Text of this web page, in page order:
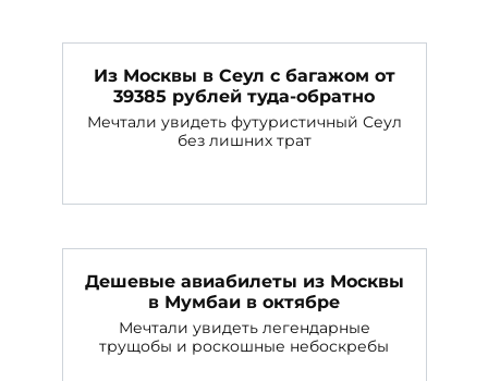
Из Москвы в Сеул с багажом от
39385 рублей туда-обратно
Мечтали увидеть футуристичный Сеул
без лишних трат
Дешевые авиабилеты из Москвы
в Мумбаи в октябре
Мечтали увидеть легендарные
трущобы и роскошные небоскребы